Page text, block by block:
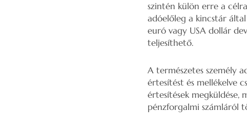
szintén külön erre a
adóelőleg a kincstár
euró vagy USA dollár
teljesíthető.
A természetes személy
értesítést és mellékelve
értesítések
pénzforgalmi számláról